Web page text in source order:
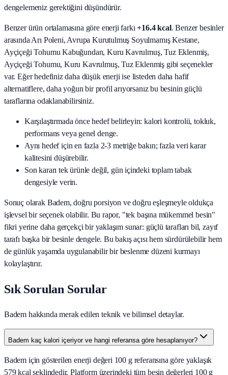
dengelemeniz gerektiğini düşündürür.
Benzer ürün ortalamasına göre enerji farkı +16.4 kcal. Benzer besinler
arasında Arı Poleni, Avrupa Kurutulmuş Soyulmamış Kestane,
Ayçiçeği Tohumu Kabuğundan, Kuru Kavrulmuş, Tuz Eklenmiş,
Ayçiçeği Tohumu, Kuru Kavrulmuş, Tuz Eklenmiş gibi seçenekler
var. Eğer hedefiniz daha düşük enerji ise listeden daha hafif
alternatiflere, daha yoğun bir profil arıyorsanız bu besinin güçlü
taraflarına odaklanabilirsiniz.
Karşılaştırmada önce hedef belirleyin: kalori kontrolü, tokluk,
performans veya genel denge.
Aynı hedef için en fazla 2-3 metriğe bakın; fazla veri karar
kalitesini düşürebilir.
Son kararı tek ürünle değil, gün içindeki toplam tabak
dengesiyle verin.
Sonuç olarak Badem, doğru porsiyon ve doğru eşleşmeyle oldukça
işlevsel bir seçenek olabilir. Bu rapor, "tek başına mükemmel besin"
fikri yerine daha gerçekçi bir yaklaşım sunar: güçlü tarafları bil, zayıf
tarafı başka bir besinle dengele. Bu bakış açısı hem sürdürülebilir hem
de günlük yaşamda uygulanabilir bir beslenme düzeni kurmayı
kolaylaştırır.
Sık Sorulan Sorular
Badem hakkında merak edilen teknik ve bilimsel detaylar.
Badem kaç kalori içeriyor ve hangi referansa göre hesaplanıyor?
Badem için gösterilen enerji değeri 100 g referansına göre yaklaşık
579 kcal şeklindedir. Platform üzerindeki tüm besin değerleri 100 g